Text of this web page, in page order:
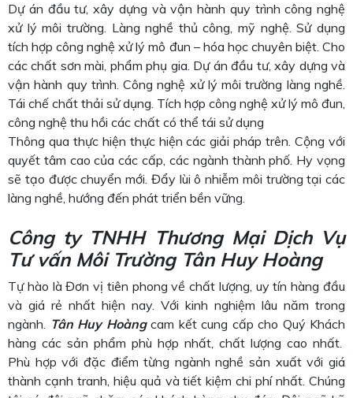
Dự án đầu tư, xây dựng và vận hành quy trình công nghệ
xử lý môi trường. Làng nghề thủ công, mỹ nghệ. Sử dụng
tích hợp công nghệ xử lý mô đun – hóa học chuyên biệt. Cho
các chất sơn mài, phẩm phụ gia. Dự án đầu tư, xây dựng và
vận hành quy trình. Công nghệ xử lý môi trường làng nghề.
Tái chế chất thải sử dụng. Tích hợp công nghệ xử lý mô đun,
công nghệ thu hồi các chất có thể tái sử dụng
Thông qua thực hiện thực hiện các giải pháp trên. Cộng với
quyết tâm cao của các cấp, các ngành thành phố. Hy vọng
sẽ tạo được chuyển mới. Đẩy lùi ô nhiễm môi trường tại các
làng nghề, hướng đến phát triển bền vững.
Công ty TNHH Thương Mại Dịch Vụ
Tư vấn Môi Trường Tân Huy Hoàng
Tự hào là Đơn vị tiên phong về chất lượng, uy tín hàng đầu
và giá rẻ nhất hiện nay. Với kinh nghiệm lâu năm trong
ngành. Tân Huy Hoàngcam kết cung cấp cho Quý Khách
hàng các sản phẩm phù hợp nhất, chất lượng cao nhất.
Phù hợp với đặc điểm từng ngành nghề sản xuất với giá
thành cạnh tranh, hiệu quả và tiết kiệm chi phí nhất. Chúng